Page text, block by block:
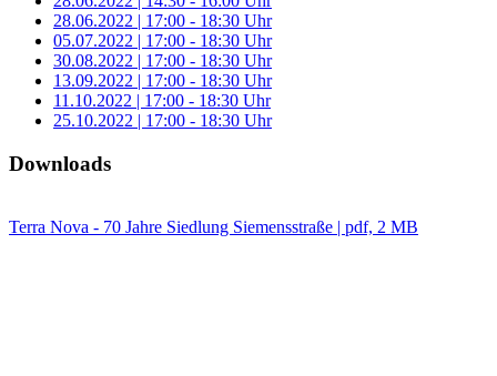
28.06.2022 | 17:00 - 18:30 Uhr
05.07.2022 | 17:00 - 18:30 Uhr
30.08.2022 | 17:00 - 18:30 Uhr
13.09.2022 | 17:00 - 18:30 Uhr
11.10.2022 | 17:00 - 18:30 Uhr
25.10.2022 | 17:00 - 18:30 Uhr
Downloads
Terra Nova - 70 Jahre Siedlung Siemensstraße | pdf, 2 MB